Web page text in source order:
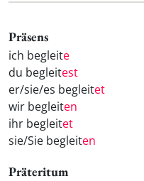
Präsens
ich begleite
du begleitest
er/sie/es begleitet
wir begleiten
ihr begleitet
sie/Sie begleiten
Präteritum